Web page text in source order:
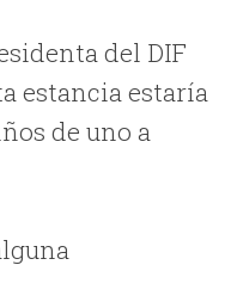
del DIF
estancia estaría
de uno a